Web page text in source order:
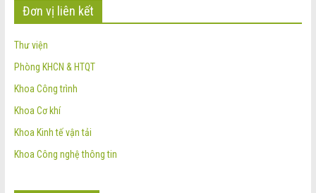
Đơn vị liên kết
Thư viện
Phòng KHCN & HTQT
Khoa Công trình
Khoa Cơ khí
Khoa Kinh tế vận tải
Khoa Công nghệ thông tin